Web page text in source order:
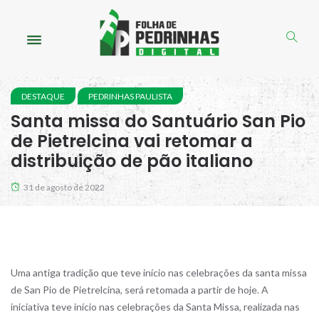
DESTAQUE PEDRINHAS PAULISTA
Santa missa do Santuário San Pio
de Pietrelcina vai retomar a
distribuição de pão italiano
31 de agosto de 2022
Uma antiga tradição que teve início nas celebrações da santa missa
de San Pio de Pietrelcina, será retomada a partir de hoje. A
iniciativa teve início nas celebrações da Santa Missa, realizada nas